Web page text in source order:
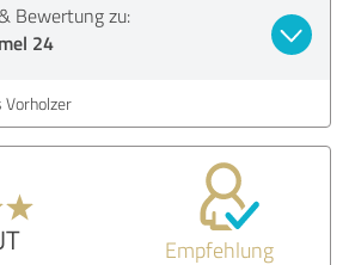
Bewertung zu:
24
Vorholzer
Empfehlung